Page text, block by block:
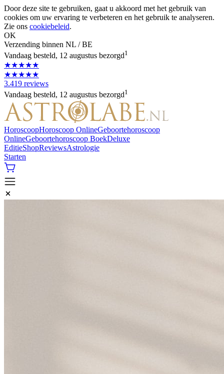
Door deze site te gebruiken, gaat u akkoord met het gebruik van
cookies om uw ervaring te verbeteren en het gebruik te analyseren.
Zie ons cookiebeleid.
OK
Verzending binnen NL / BE
Vandaag besteld, 12 augustus bezorgd1
★★★★★
★★★★★
3.419 reviews
Vandaag besteld, 12 augustus bezorgd1
HoroscoopHoroscoop OnlineGeboortehoroscoop
OnlineGeboortehoroscoop BoekDeluxe
EditieShopReviewsAstrologie
Starten